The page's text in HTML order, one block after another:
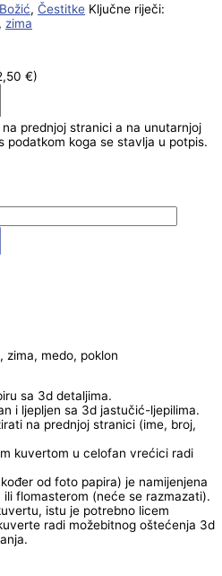
Božić, Čestitke Ključne riječi:
, zima
€)
prednjoj stranici a na unutarnjoj
podatkom koga se stavlja u potpis.
zima, medo, poklon
sa 3d detaljima.
i ljepljen sa 3d jastučić-ljepilima.
na prednjoj stranici (ime, broj,
kuvertom u celofan vrećici radi
od foto papira) je namijenjena
flomasterom (neće se razmazati).
istu je potrebno licem
radi možebitnog oštećenja 3d